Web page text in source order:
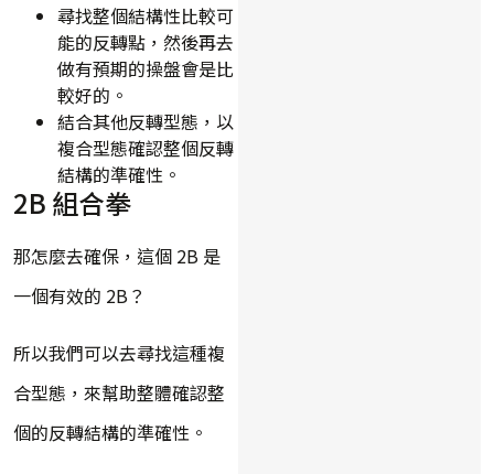
尋找整個結構性比較可
能的反轉點，然後再去
做有預期的操盤會是比
較好的。
結合其他反轉型態，以
複合型態確認整個反轉
結構的準確性。
2B 組合拳
那怎麼去確保，這個 2B 是
一個有效的 2B？
所以我們可以去尋找這種複
合型態，來幫助整體確認整
個的反轉結構的準確性。